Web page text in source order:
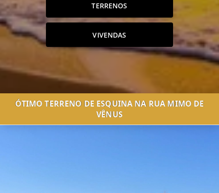
TERRENOS
VIVENDAS
ÓTIMO TERRENO DE ESQUINA NA RUA MIMO DE
VÊNUS